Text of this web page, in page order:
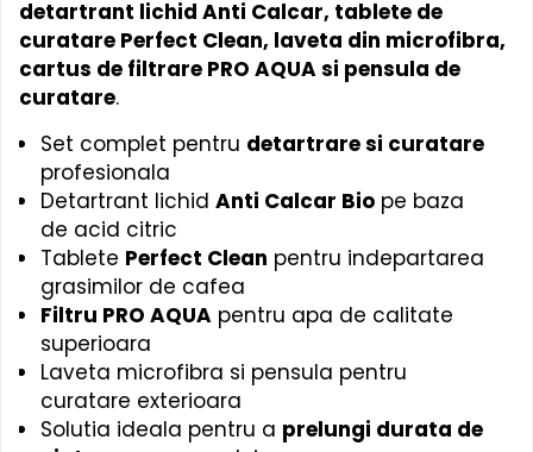
detartrant lichid Anti Calcar, tablete de
curatare Perfect Clean, laveta din microfibra,
cartus de filtrare PRO AQUA si pensula de
curatare.
Set complet pentru detartrare si curatare
profesionala
Detartrant lichid Anti Calcar Bio pe baza
de acid citric
Tablete Perfect Clean pentru indepartarea
grasimilor de cafea
Filtru PRO AQUA pentru apa de calitate
superioara
Laveta microfibra si pensula pentru
curatare exterioara
Solutia ideala pentru a prelungi durata de